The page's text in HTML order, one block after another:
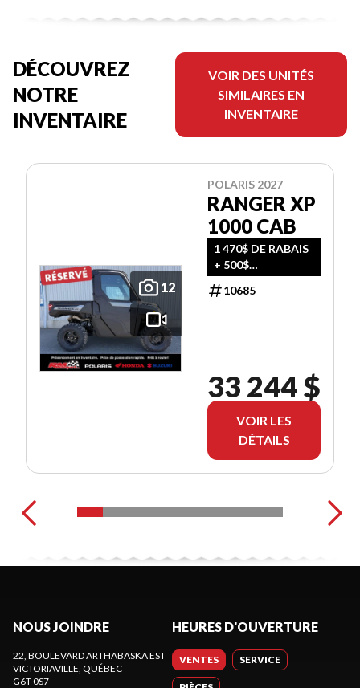
DÉCOUVREZ
NOTRE
INVENTAIRE
VOIR DES UNITÉS
SIMILAIRES EN
INVENTAIRE
12
POLARIS 2027
RANGER XP
1000 CAB
1 470$ DE RABAIS
+ 500$
D'ACCESSOIRES
GRATUITS!
10685
33 244 $
VOIR LES
DÉTAILS
NOUS JOINDRE
22, BOULEVARD ARTHABASKA EST
VICTORIAVILLE, QUÉBEC
G6T 0S7
HEURES D'OUVERTURE
VENTES SERVICE